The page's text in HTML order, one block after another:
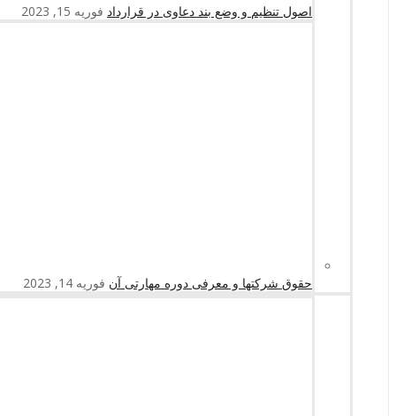
اصول تنظیم و وضع بند دعاوی در قرارداد فوریه 15, 2023
حقوق شرکتها و معرفی دوره مهارتی آن فوریه 14, 2023